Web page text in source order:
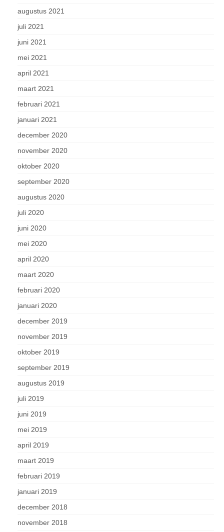
augustus 2021
juli 2021
juni 2021
mei 2021
april 2021
maart 2021
februari 2021
januari 2021
december 2020
november 2020
oktober 2020
september 2020
augustus 2020
juli 2020
juni 2020
mei 2020
april 2020
maart 2020
februari 2020
januari 2020
december 2019
november 2019
oktober 2019
september 2019
augustus 2019
juli 2019
juni 2019
mei 2019
april 2019
maart 2019
februari 2019
januari 2019
december 2018
november 2018